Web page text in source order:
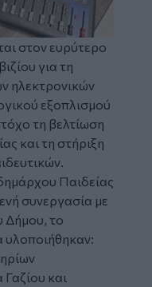
στον ευρύτερο
για τη
ηλεκτρονικών
εξοπλισμού
τη βελτίωση
και τη στήριξη
Παιδείας
συνεργασία με
Δήμου, το
υλοποιήθηκαν:
και